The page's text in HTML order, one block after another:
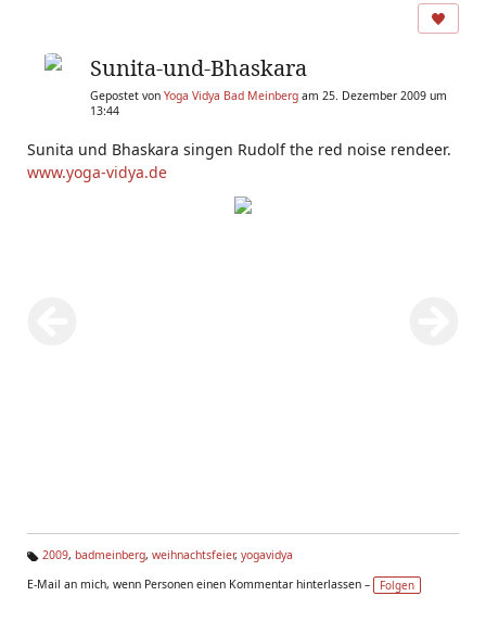
Sunita-und-Bhaskara
Gepostet von Yoga Vidya Bad Meinberg am 25. Dezember 2009 um
13:44
Sunita und Bhaskara singen Rudolf the red noise rendeer.
www.yoga-vidya.de
g
2009, badmeinberg, weihnachtsfeier, yogavidya
E-Mail an mich, wenn Personen einen Kommentar hinterlassen –
Folgen